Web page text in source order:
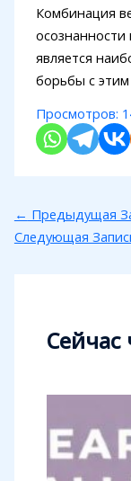
Комбинация
осознанности
является
борьбы с
Просмотров:
← Предыдущая
Следующая
Сейчас